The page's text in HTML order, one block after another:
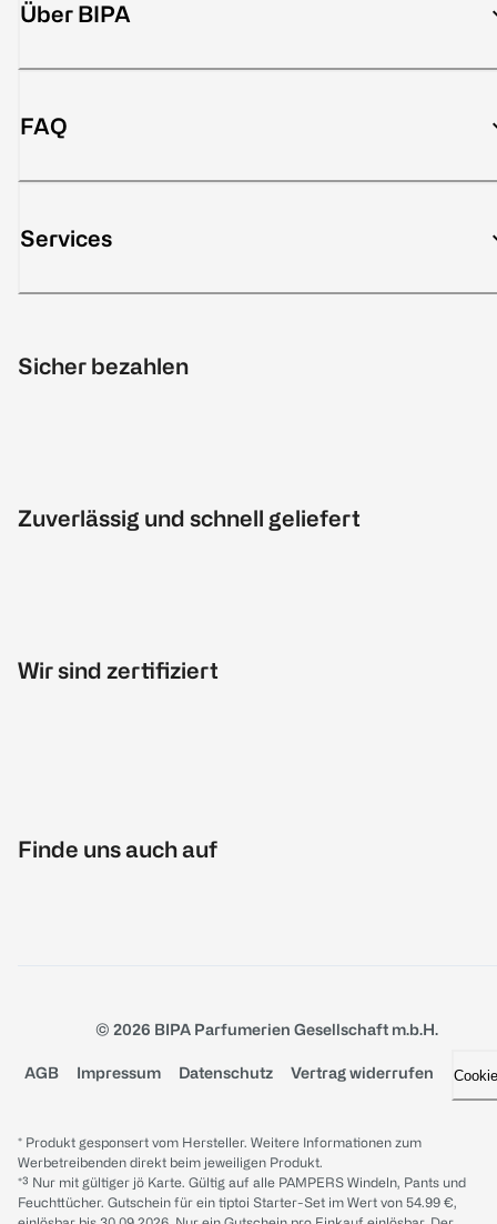
Über BIPA
FAQ
Services
Sicher bezahlen
Zuverlässig und schnell geliefert
Wir sind zertifiziert
Finde uns auch auf
© 2026 BIPA Parfumerien Gesellschaft m.b.H.
AGB Impressum Datenschutz Vertrag widerrufen
* Produkt gesponsert vom Hersteller. Weitere Informationen zum
Werbetreibenden direkt beim jeweiligen Produkt.
*³ Nur mit gültiger jö Karte. Gültig auf alle PAMPERS Windeln, Pants und
Feuchttücher. Gutschein für ein tiptoi Starter-Set im Wert von 54.99 €,